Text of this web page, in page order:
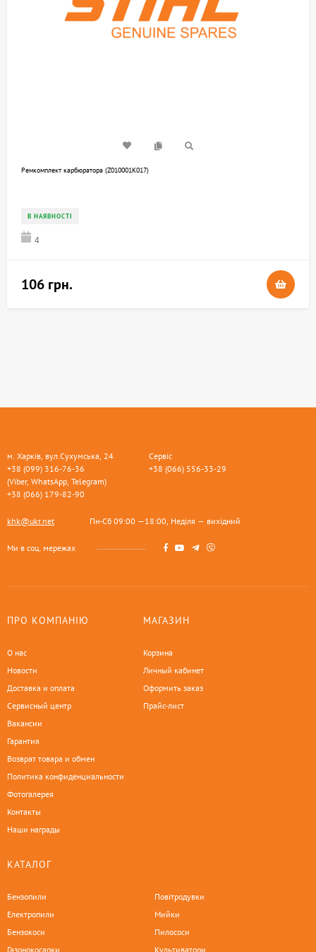
Ремкомплект карбюратора (Z010001K017)
В НАЯВНОСТІ
4
106 грн.
м. Харків, вул.Сухумська, 24
+38 (099) 316-76-36
(Viber, WhatsApp, Telegram)
+38 (066) 179-82-90
Сервіс
+38 (066) 556-33-29
khk@ukr.net Пн-Сб 09:00 —18:00, Неділя — вихідний
Ми в соц. мережах
ПРО КОМПАНІЮ
О нас
Новости
Доставка и оплата
Сервисный центр
Вакансии
Гарантия
Возврат товара и обмен
Политика конфиденциальности
Фотогалерея
Контакты
Наши награды
МАГАЗИН
Корзина
Личный кабинет
Оформить заказ
Прайс-лист
КАТАЛОГ
Бензопили
Електропили
Бензокоси
Газонокосарки
Повітродувки
Мийки
Пилососи
Культиватори